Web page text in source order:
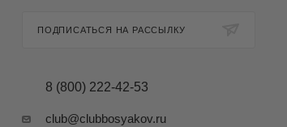
ПОДПИСАТЬСЯ НА РАССЫЛКУ
8 (800) 222-42-53
club@clubbosyakov.ru